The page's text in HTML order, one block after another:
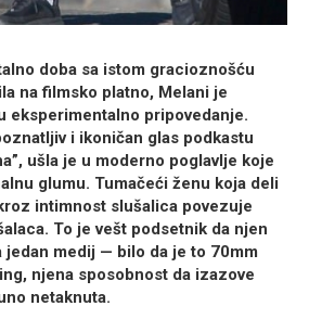
doba sa istom gracioznošću
na filmsko platno, Melani je
eksperimentalno pripovedanje.
i ikoničan glas podkastu
ušla je u moderno poglavlje koje
glumu. Tumačeći ženu koja deli
intimnost slušalica povezuje
To je vešt podsetnik da njen
jedan medij — bilo da je to 70mm
njena sposobnost da izazove
netaknuta.